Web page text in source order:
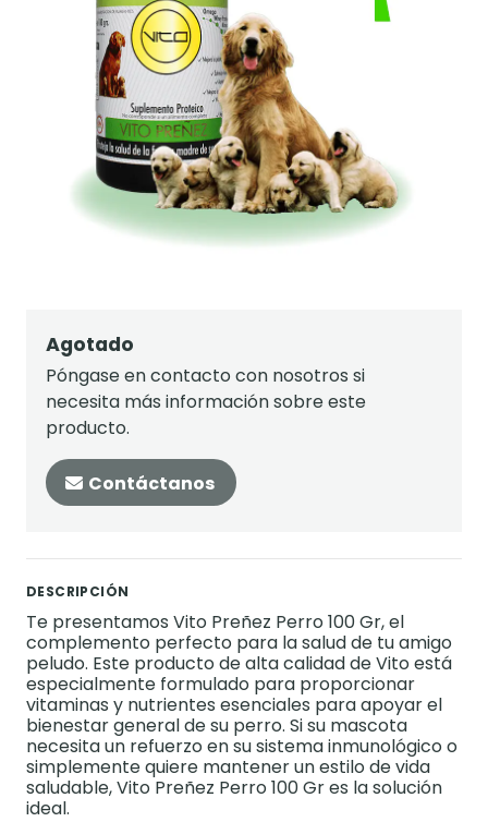
Agotado
Póngase en contacto con nosotros si
necesita más información sobre este
producto.
Contáctanos
DESCRIPCIÓN
Te presentamos Vito Preñez Perro 100 Gr, el
complemento perfecto para la salud de tu amigo
peludo. Este producto de alta calidad de Vito está
especialmente formulado para proporcionar
vitaminas y nutrientes esenciales para apoyar el
bienestar general de su perro. Si su mascota
necesita un refuerzo en su sistema inmunológico o
simplemente quiere mantener un estilo de vida
saludable, Vito Preñez Perro 100 Gr es la solución
ideal.